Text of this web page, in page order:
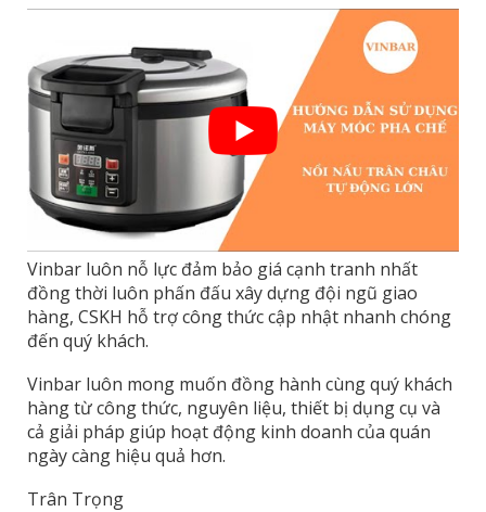
Vinbar luôn nỗ lực đảm bảo giá cạnh tranh nhất
đồng thời luôn phấn đấu xây dựng đội ngũ giao
hàng, CSKH hỗ trợ công thức cập nhật nhanh chóng
đến quý khách.
Vinbar luôn mong muốn đồng hành cùng quý khách
hàng từ công thức, nguyên liệu, thiết bị dụng cụ và
cả giải pháp giúp hoạt động kinh doanh của quán
ngày càng hiệu quả hơn.
Trân Trọng